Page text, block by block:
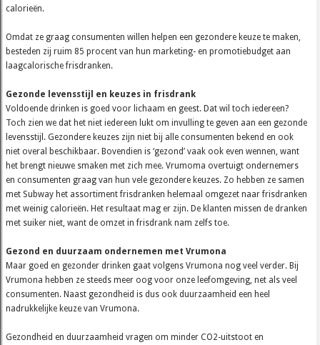
calorieën.
Omdat ze graag consumenten willen helpen een gezondere keuze te maken,
besteden zij ruim 85 procent van hun marketing- en promotiebudget aan
laagcalorische frisdranken.
Gezonde levensstijl en keuzes in frisdrank
Voldoende drinken is goed voor lichaam en geest. Dat wil toch iedereen?
Toch zien we dat het niet iedereen lukt om invulling te geven aan een gezonde
levensstijl. Gezondere keuzes zijn niet bij alle consumenten bekend en ook
niet overal beschikbaar. Bovendien is ‘gezond’ vaak ook even wennen, want
het brengt nieuwe smaken met zich mee. Vrumoma overtuigt ondernemers
en consumenten graag van hun vele gezondere keuzes. Zo hebben ze samen
met Subway het assortiment frisdranken helemaal omgezet naar frisdranken
met weinig calorieën. Het resultaat mag er zijn. De klanten missen de dranken
met suiker niet, want de omzet in frisdrank nam zelfs toe.
Gezond en duurzaam ondernemen met Vrumona
Maar goed en gezonder drinken gaat volgens Vrumona nog veel verder. Bij
Vrumona hebben ze steeds meer oog voor onze leefomgeving, net als veel
consumenten. Naast gezondheid is dus ook duurzaamheid een heel
nadrukkelijke keuze van Vrumona.
Gezondheid en duurzaamheid vragen om minder CO2-uitstoot en